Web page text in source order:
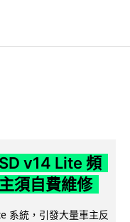
v14 Lite 頻
須自費維修
系統，引發大量車主反